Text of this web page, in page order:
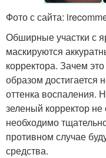
Фото с сайта:
Обширные участки с
маскируются
корректора. Зачем
образом достигается
оттенка воспаления.
зеленый корректор
необходимо
противном случае
средства.